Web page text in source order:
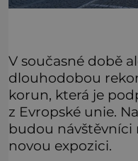
V současné době
dlouhodobou
korun, která je
z Evropské unie.
budou
novou expozici.